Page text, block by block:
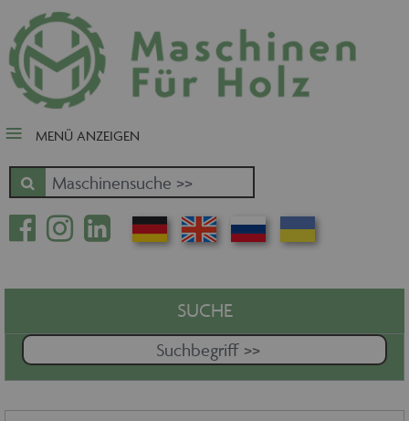
close Submenü
Nach Fertigungsschwerpunkt
Schnäppchen
Zuschnitt - Sägen
Kantenbearbeitung
Fräsen - Bohren - Hobeln - CNC
Oberfläche
Massivholz
Handling - Transportieren -
Stapeln - Verpacken etc.
Absaugen - Versorgen -
MENÜ ANZEIGEN
SUCHE